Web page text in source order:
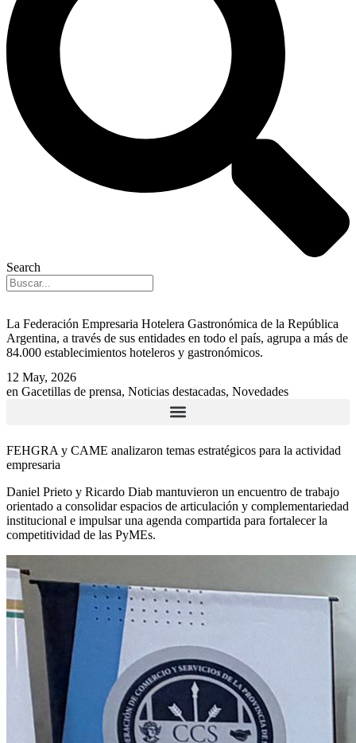
Search
La Federación Empresaria Hotelera Gastronómica de la República
Argentina, a través de sus entidades en todo el país, agrupa a más de
84.000 establecimientos hoteleros y gastronómicos.
12 May, 2026
en Gacetillas de prensa, Noticias destacadas, Novedades
FEHGRA y CAME analizaron temas estratégicos para la actividad
empresaria
Daniel Prieto y Ricardo Diab mantuvieron un encuentro de trabajo
orientado a consolidar espacios de articulación y complementariedad
institucional e impulsar una agenda compartida para fortalecer la
competitividad de las PyMEs.